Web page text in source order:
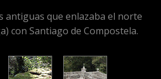
antiguas que enlazaba el norte
con Santiago de Compostela.